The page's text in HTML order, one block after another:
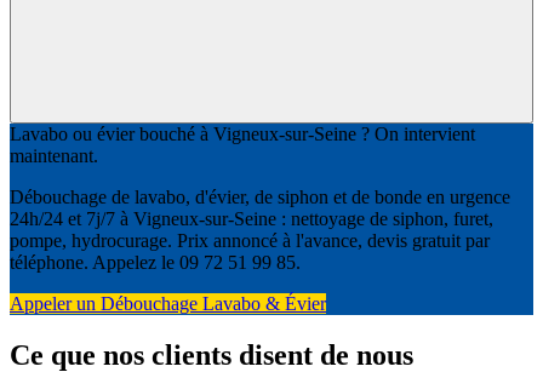
Lavabo ou évier bouché à Vigneux-sur-Seine ? On intervient
maintenant.
Débouchage de lavabo, d'évier, de siphon et de bonde en urgence
24h/24 et 7j/7 à Vigneux-sur-Seine : nettoyage de siphon, furet,
pompe, hydrocurage. Prix annoncé à l'avance, devis gratuit par
téléphone. Appelez le 09 72 51 99 85.
Appeler un Débouchage Lavabo & Évier
Ce que nos clients disent de nous